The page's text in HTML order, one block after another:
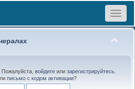
Toggle
Пожалуйста, войдитеили зарегистрируйтесь.
письмо с кодом активации?